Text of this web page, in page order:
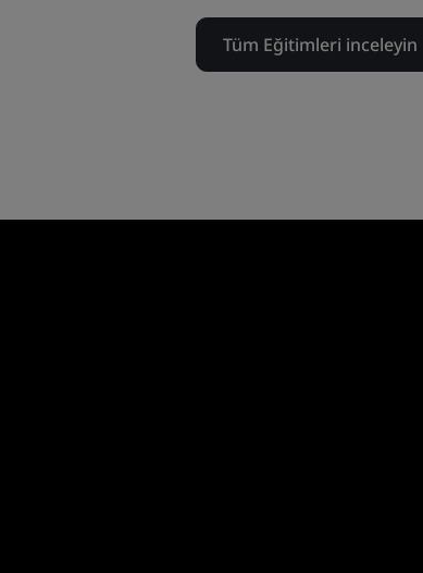
Tüm Eğitimleri inceleyin